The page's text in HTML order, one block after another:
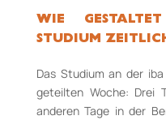
WIE
STUDIUM
Das Studium an der
geteilten Woche: Drei
anderen Tage in der